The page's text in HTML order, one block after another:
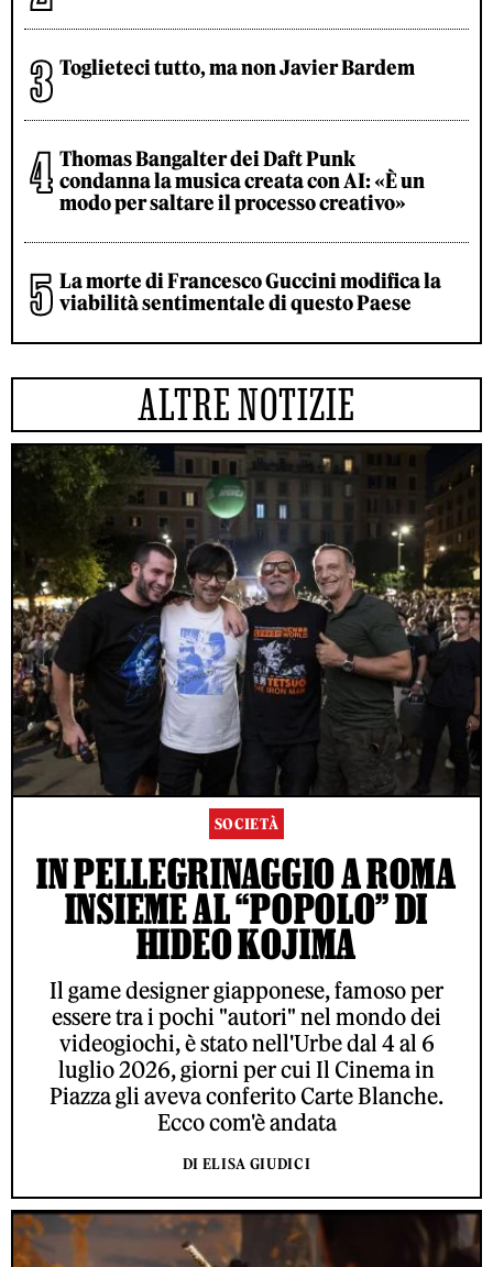
Toglieteci tutto, ma non Javier Bardem
Thomas Bangalter dei Daft Punk
condanna la musica creata con AI: «È un
modo per saltare il processo creativo»
La morte di Francesco Guccini modifica la
viabilità sentimentale di questo Paese
ALTRE NOTIZIE
SOCIETÀ
IN PELLEGRINAGGIO A ROMA
INSIEME AL “POPOLO” DI
HIDEO KOJIMA
Il game designer giapponese, famoso per
essere tra i pochi "autori" nel mondo dei
videogiochi, è stato nell'Urbe dal 4 al 6
luglio 2026, giorni per cui Il Cinema in
Piazza gli aveva conferito Carte Blanche.
Ecco com'è andata
DI ELISA GIUDICI